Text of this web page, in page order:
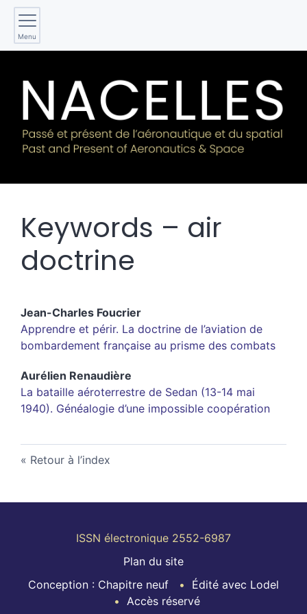
Menu
Keywords – air
doctrine
Jean-Charles Foucrier
Apprendre et périr. La doctrine de l’aviation de
bombardement française au prisme des combats
Aurélien Renaudière
La bataille aéroterrestre de Sedan (13-14 mai
1940). Généalogie d’une impossible coopération
Retour à l’index
ISSN électronique 2552-6987
Plan du site
Conception : Chapitre neuf
Édité avec Lodel
Accès réservé